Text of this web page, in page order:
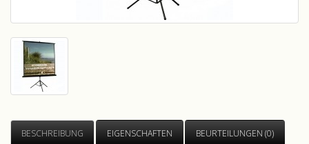
BESCHREIBUNG EIGENSCHAFTEN BEURTEILUNGEN (0)